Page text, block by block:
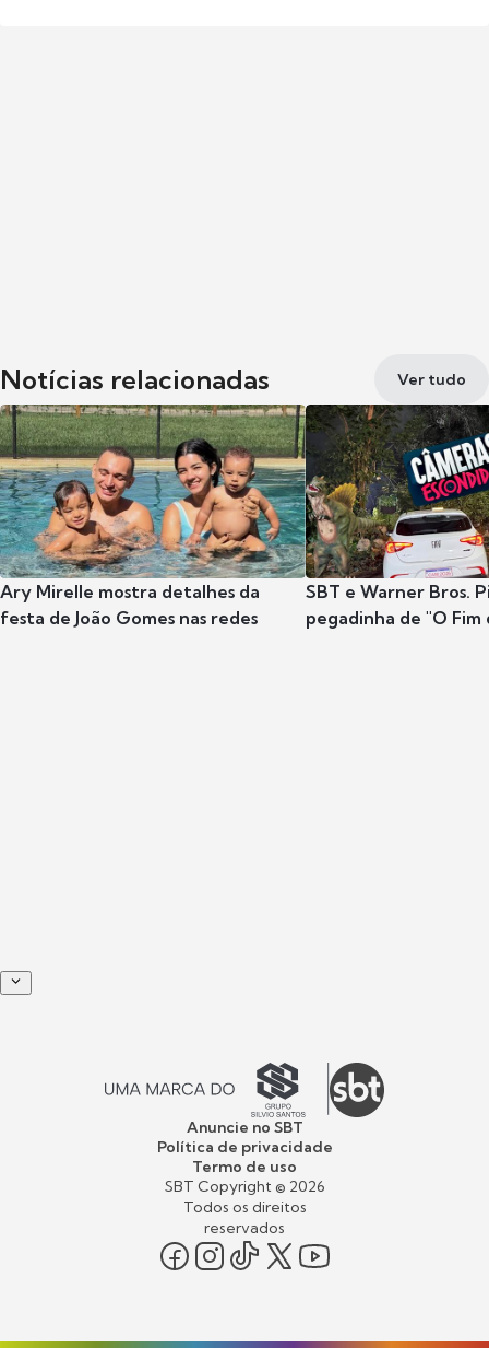
Notícias relacionadas Ver tudo
Ary Mirelle mostra detalhes da
festa de João Gomes nas redes
SBT e Warner Bros.
pegadinha de "O Fim
Anuncie no SBT
Política de privacidade
Termo de uso
SBT Copyright © 2026
Todos os direitos
reservados